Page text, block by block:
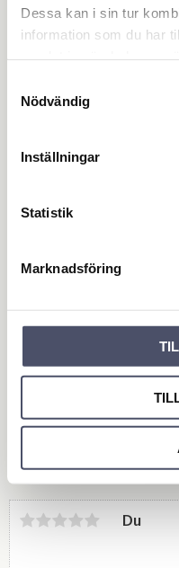
Dessa kan i sin tur
information som du har
Nödvändig
Inställningar
Statistik
Marknadsföring
Omdömen
Du
Relaterade
Hundkoja - Small
Passar för: Beagle, Fransk